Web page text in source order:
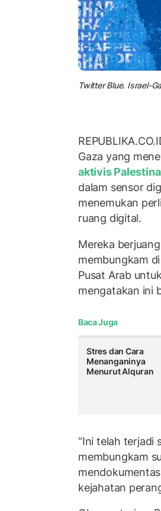
Twitter Blue. Israel-
Gaza yang
aktivis Palestina
dalam sensor
menemukan
ruang digital.
Mereka
membungkam
Pusat Arab
mengatakan ini
Baca Juga
Stres dan Cara
Menanganinya
Menurut Alquran
“Ini telah terjadi
membungkam
kejahatan